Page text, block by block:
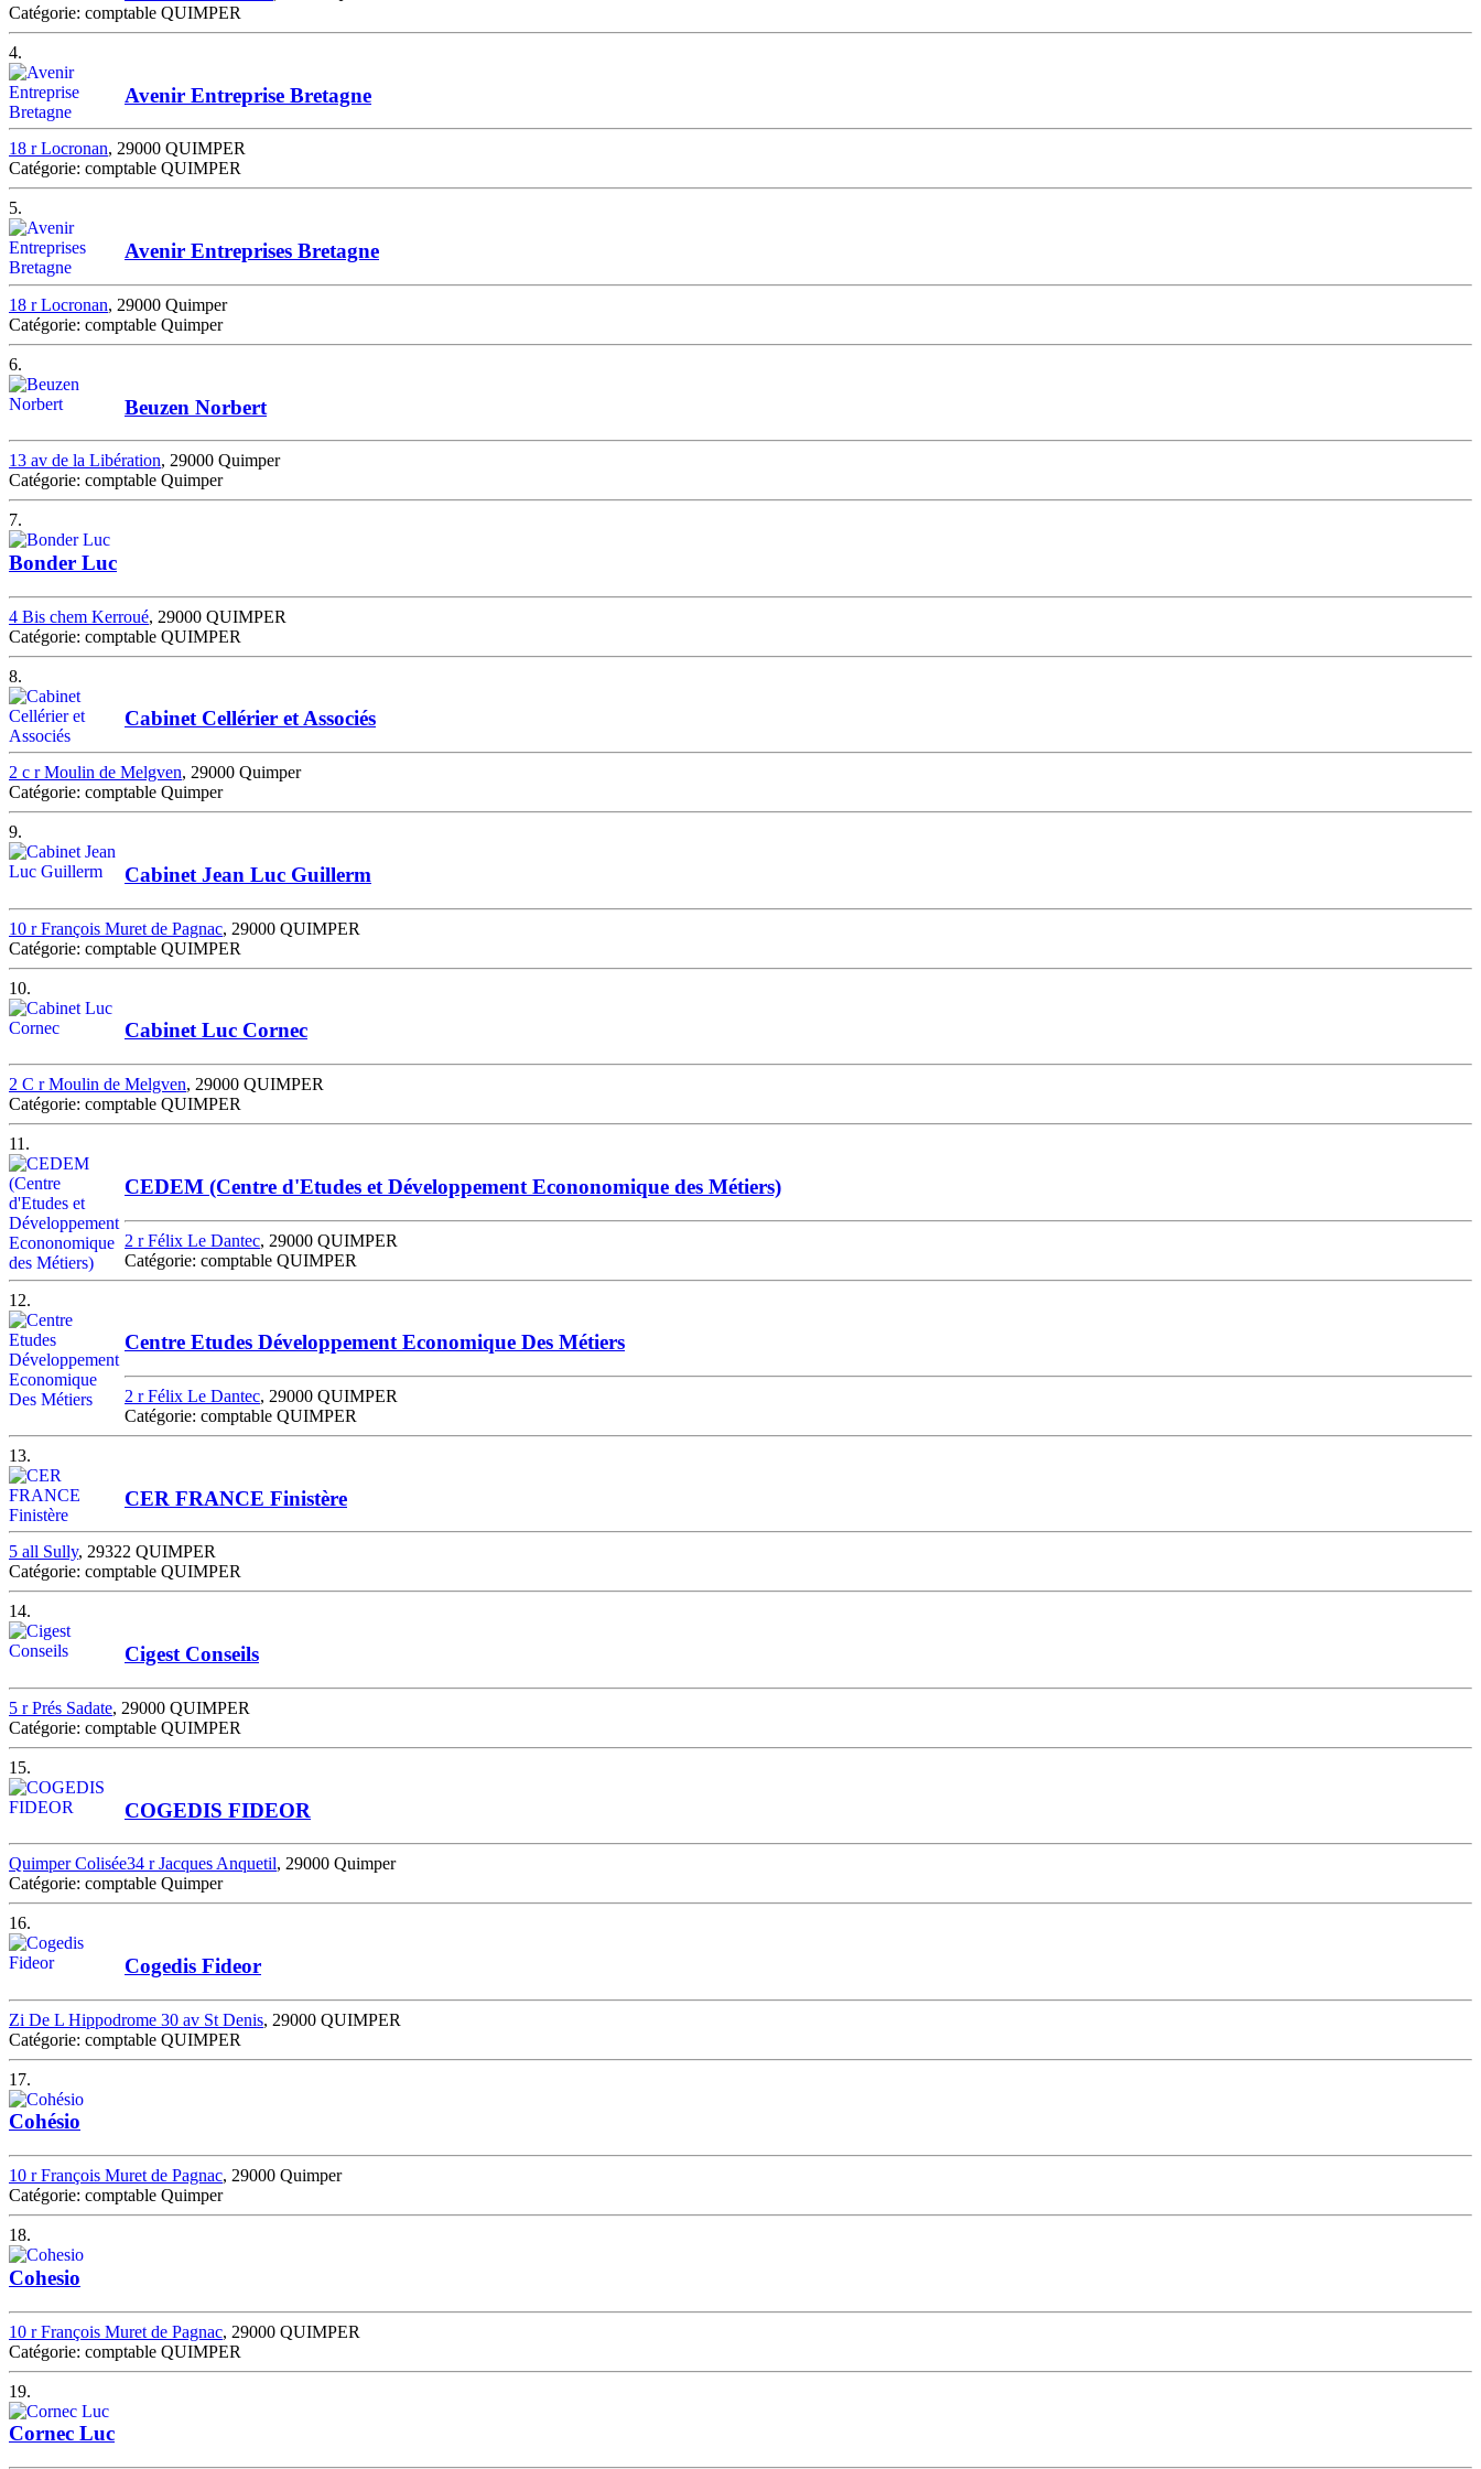
Catégorie: comptable QUIMPER
4.
Avenir Entreprise Bretagne
18 r Locronan, 29000 QUIMPER
Catégorie: comptable QUIMPER
5.
Avenir Entreprises Bretagne
18 r Locronan, 29000 Quimper
Catégorie: comptable Quimper
6.
Beuzen Norbert
13 av de la Libération, 29000 Quimper
Catégorie: comptable Quimper
7.
Bonder Luc
4 Bis chem Kerroué, 29000 QUIMPER
Catégorie: comptable QUIMPER
8.
Cabinet Cellérier et Associés
2 c r Moulin de Melgven, 29000 Quimper
Catégorie: comptable Quimper
9.
Cabinet Jean Luc Guillerm
10 r François Muret de Pagnac, 29000 QUIMPER
Catégorie: comptable QUIMPER
10.
Cabinet Luc Cornec
2 C r Moulin de Melgven, 29000 QUIMPER
Catégorie: comptable QUIMPER
11.
CEDEM (Centre d'Etudes et Développement Econonomique des Métiers)
2 r Félix Le Dantec, 29000 QUIMPER
Catégorie: comptable QUIMPER
12.
Centre Etudes Développement Economique Des Métiers
2 r Félix Le Dantec, 29000 QUIMPER
Catégorie: comptable QUIMPER
13.
CER FRANCE Finistère
5 all Sully, 29322 QUIMPER
Catégorie: comptable QUIMPER
14.
Cigest Conseils
5 r Prés Sadate, 29000 QUIMPER
Catégorie: comptable QUIMPER
15.
COGEDIS FIDEOR
Quimper Colisée34 r Jacques Anquetil, 29000 Quimper
Catégorie: comptable Quimper
16.
Cogedis Fideor
Zi De L Hippodrome 30 av St Denis, 29000 QUIMPER
Catégorie: comptable QUIMPER
17.
Cohésio
10 r François Muret de Pagnac, 29000 Quimper
Catégorie: comptable Quimper
18.
Cohesio
10 r François Muret de Pagnac, 29000 QUIMPER
Catégorie: comptable QUIMPER
19.
Cornec Luc